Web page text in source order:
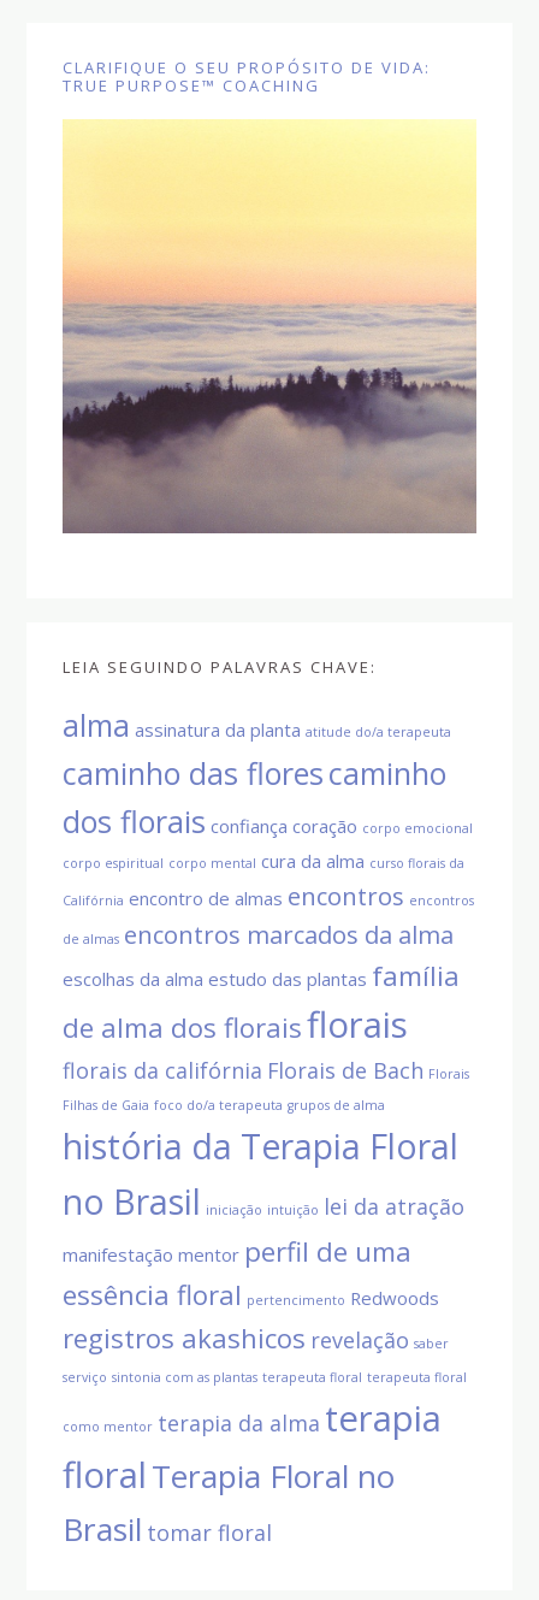
CLARIFIQUE O SEU PROPÓSITO DE VIDA:
TRUE PURPOSE™ COACHING
LEIA SEGUINDO PALAVRAS CHAVE:
alma assinatura da planta atitude do/a terapeuta
caminho das florescaminho
dos florais confiança coração corpo emocional
corpo espiritual corpo mental cura da alma curso florais da
Califórnia encontro de almas encontros encontros
de almas encontros marcados da alma
escolhas da alma estudo das plantas família
de alma dos floraisflorais
florais da califórnia Florais de Bach Florais
Filhas de Gaia foco do/a terapeuta grupos de alma
história da Terapia Floral
no Brasil iniciação intuição lei da atração
manifestação mentor perfil de uma
essência floral pertencimento Redwoods
registros akashicos revelação saber
serviço sintonia com as plantas terapeuta floral terapeuta floral
como mentor terapia da alma terapia
floralTerapia Floral no
Brasil tomar floral